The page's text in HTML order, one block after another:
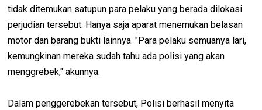
tidak ditemukan satupun para pelaku yang berada dilokasi
perjudian tersebut. Hanya saja aparat menemukan belasan
motor dan barang bukti lainnya. "Para pelaku semuanya lari,
kemungkinan mereka sudah tahu ada polisi yang akan
menggrebek," akunnya.
Dalam penggerebekan tersebut, Polisi berhasil menyita